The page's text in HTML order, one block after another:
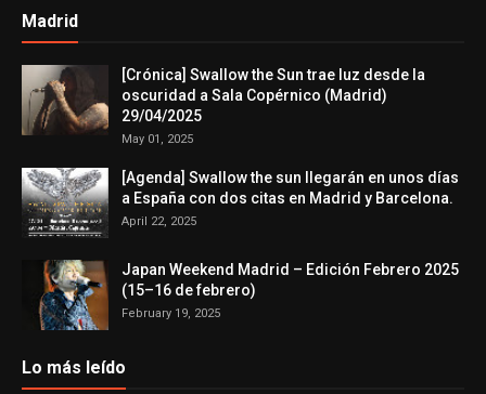
Madrid
[Crónica] Swallow the Sun trae luz desde la
oscuridad a Sala Copérnico (Madrid)
29/04/2025
May 01, 2025
[Agenda] Swallow the sun llegarán en unos días
a España con dos citas en Madrid y Barcelona.
April 22, 2025
Japan Weekend Madrid – Edición Febrero 2025
(15–16 de febrero)
February 19, 2025
Lo más leído